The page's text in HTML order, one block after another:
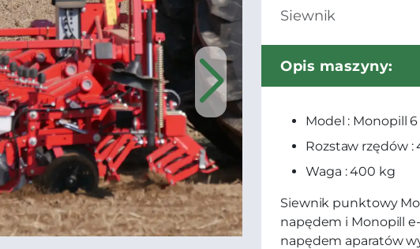
Siewnik
Opis maszyny:
Model : Monopill
Rozstaw rzędów :
Waga : 400 kg
Siewnik punktowy
napędem i Monopill
napędem aparatów